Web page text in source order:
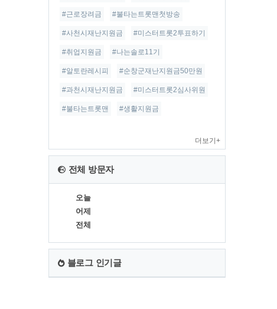
#근로장려금 #불타는트롯맨첫방송
#사천시재난지원금 #미스터트롯2투표하기
#취업지원금 #나는솔로11기
#알토란레시피 #순창군재난지원금50만원
#과천시재난지원금 #미스터트롯2심사위원
#불타는트롯맨 #생활지원금
더보기+
전체 방문자
오늘
어제
전체
블로그 인기글